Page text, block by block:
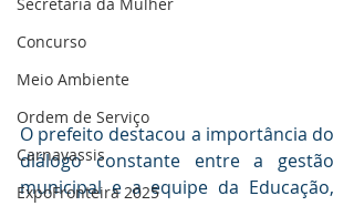
Concurso
Meio Ambiente
Ordem de Serviço
Carnavassis
ExpoFronteira 2025
O prefeito destacou a importância do
diálogo constante entre a gestão
municipal e a equipe da Educação,